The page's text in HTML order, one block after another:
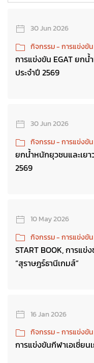
30 Jun 2026
กิจกรรม - การแข่งขัน
การแข่งขัน EGAT ยกน้
ประจำปี 2569
30 Jun 2026
กิจกรรม - การแข่งขัน
ยกน้ำหนักยุวชนและเยา
2569
10 May 2026
กิจกรรม - การแข่งขัน
START BOOK, การแ
“สุราษฎร์ธานีเกมส์”
16 Jan 2026
กิจกรรม - การแข่งขัน
การแข่งขันกีฬาเอเชี่ย